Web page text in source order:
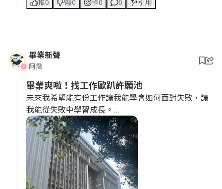
推0 廢0 卡0 0 引用
畢業新聲
阿喬
畢業爽啦！找工作歐趴許願池
未來我希望能有份工作讓我能學會如何面對失敗，讓
我能從失敗中學習成長。
老闆，我不是一個害怕失敗的人，我更害怕的是沒有
機會嘗試。請給我一個機會，我會用我的勇氣來證明
我是一個值得你信任的員工。